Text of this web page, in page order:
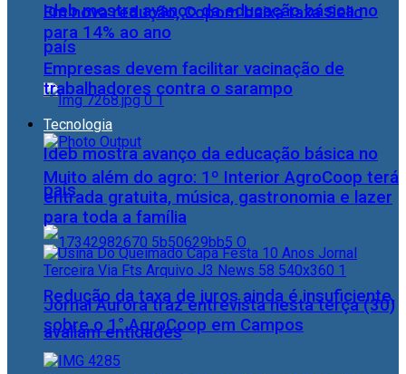
Ideb mostra avanço da educação básica no
país
Ideb mostra avanço da educação básica no
país
Redução da taxa de juros ainda é insuficiente,
avaliam entidades
Em nova redução, Copom baixa taxa Selic
para 14% ao ano
Empresas devem facilitar vacinação de
trabalhadores contra o sarampo
Tecnologia
Muito além do agro: 1º Interior AgroCoop terá
entrada gratuita, música, gastronomia e lazer
para toda a família
Jornal Aurora traz entrevista nesta terça (30)
sobre o 1° AgroCoop em Campos